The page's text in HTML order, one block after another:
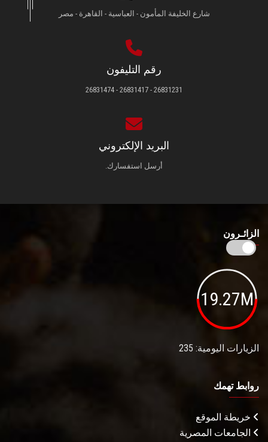
شارع الخليفة المأمون - العباسية - القاهرة - مصر
رقم التليفون
26831231 - 26831417 - 26831474
البريد الإلكتروني
أرسل استفسارك.
الزائـرون
19.27M
الزيارات اليومية: 235
روابط تهمك
خريطة الموقع
الجامعات المصرية